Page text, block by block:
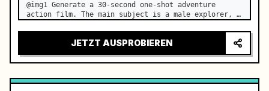
@img1 Generate a 30-second one-shot adventure
action film. The main subject is a male explorer,
breaking through mechanical traps in an underground
temple to finally reach the treasure. No audi…
JETZT AUSPROBIEREN